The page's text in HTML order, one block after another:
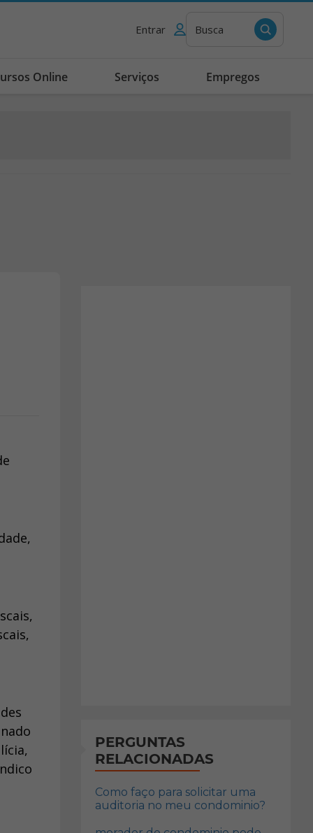
Entrar Busca
Online Serviços Empregos
PERGUNTAS
RELACIONADAS
Como faço para solicitar uma
auditoria no meu condominio?